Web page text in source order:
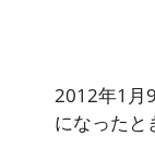
2012年1月
になったと